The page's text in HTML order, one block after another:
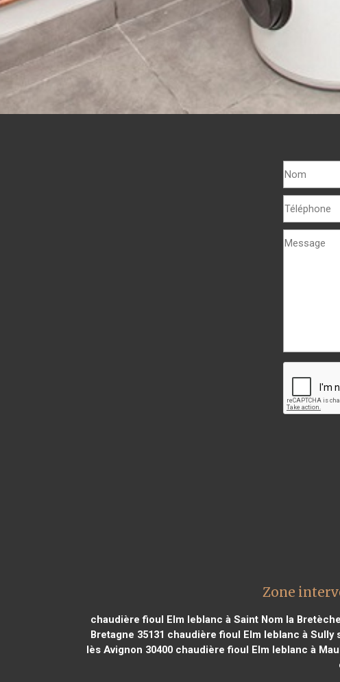
Zone
chaudière fioul Elm leblanc à Saint Nom la
Bretagne 35131 chaudière fioul Elm leblanc à Sully
lès Avignon 30400 chaudière fioul Elm leblanc à